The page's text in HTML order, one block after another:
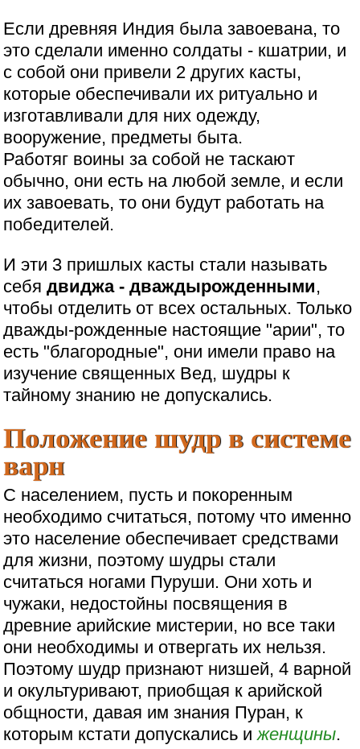
Если древняя Индия была завоевана, то
это сделали именно солдаты - кшатрии, и
с собой они привели 2 других касты,
которые обеспечивали их ритуально и
изготавливали для них одежду,
вооружение, предметы быта.
Работяг воины за собой не таскают
обычно, они есть на любой земле, и если
их завоевать, то они будут работать на
победителей.
И эти 3 пришлых касты стали называть
себядвиджа - дваждырожденными,
чтобы отделить от всех остальных. Только
дважды-рожденные настоящие "арии", то
есть "благородные", они имели право на
изучение священных Вед, шудры к
тайному знанию не допускались.
Положение шудр в системе
варн
С населением, пусть и покоренным
необходимо считаться, потому что именно
это население обеспечивает средствами
для жизни, поэтому шудры стали
считаться ногами Пуруши. Они хоть и
чужаки, недостойны посвящения в
древние арийские мистерии, но все таки
они необходимы и отвергать их нельзя.
Поэтому шудр признают низшей, 4 варной
и окультуривают, приобщая к арийской
общности, давая им знания Пуран, к
которым кстати допускались иженщины.